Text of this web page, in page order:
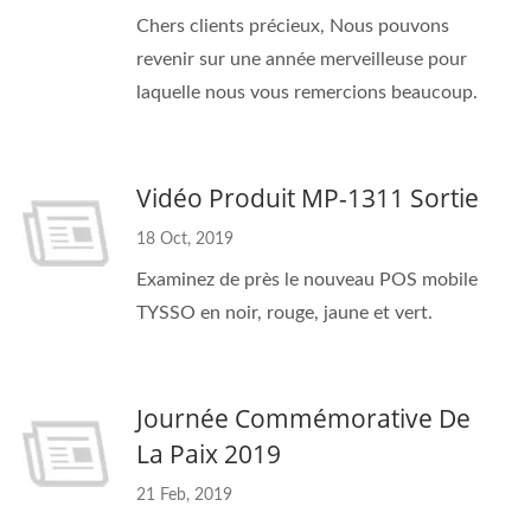
Chers clients précieux, Nous pouvons
revenir sur une année merveilleuse pour
laquelle nous vous remercions beaucoup.
Vidéo Produit MP-1311 Sortie
18 Oct, 2019
Examinez de près le nouveau POS mobile
TYSSO en noir, rouge, jaune et vert.
Journée Commémorative De
La Paix 2019
21 Feb, 2019